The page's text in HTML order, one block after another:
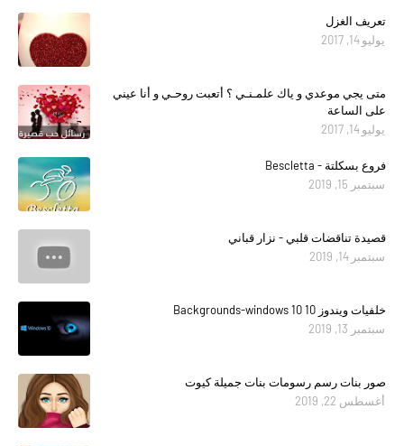
تعريف الغزل
يوليو 14, 2017
متى يجي موعدي و ياك علمـنـي ؟ أتعبت روحـي و أنا عيني
على الساعة
يوليو 14, 2017
فروع بسكلتة - Bescletta
سبتمبر 15, 2019
قصيدة تناقضات قلبي - نزار قباني
سبتمبر 14, 2019
خلفيات ويندوز 10 Backgrounds-windows 10
سبتمبر 13, 2019
صور بنات رسم رسومات بنات جميلة كيوت
أغسطس 22, 2019